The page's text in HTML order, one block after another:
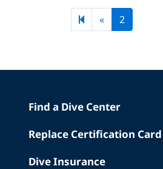
«Previous page
2
Find a Dive Center
Replace Certification Card
Dive Insurance